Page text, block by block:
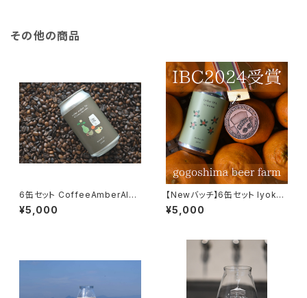
その他の商品
6缶セット CoffeeAmberAle
w/cotton john coffee
¥5,000
【Newバッチ】6缶セット Iyokan
IPA w/花本農園
¥5,000